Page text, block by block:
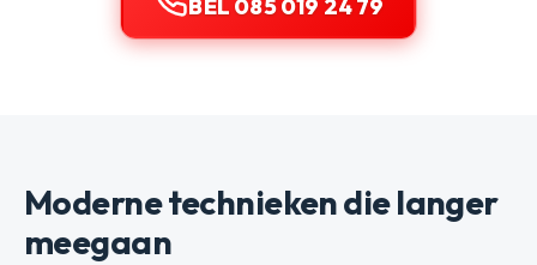
BEL 085 019 24 79
Moderne technieken die langer
meegaan